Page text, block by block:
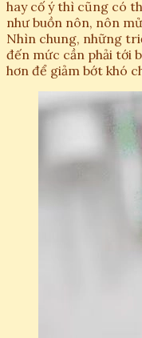
hay cố ý thì cũng có
như buồn nôn, nôn
Nhìn chung, những
đến mức cần phải tới
hơn để giảm bớt khó